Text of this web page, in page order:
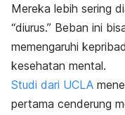
Mereka lebih sering
“diurus.” Beban ini
memengaruhi
kesehatan mental.
Studi dari UCLA
pertama cenderung